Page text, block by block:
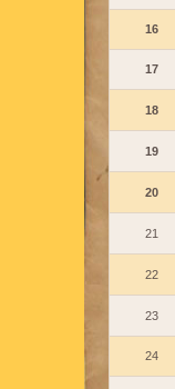
16
17
18
19
20
21
22
23
24